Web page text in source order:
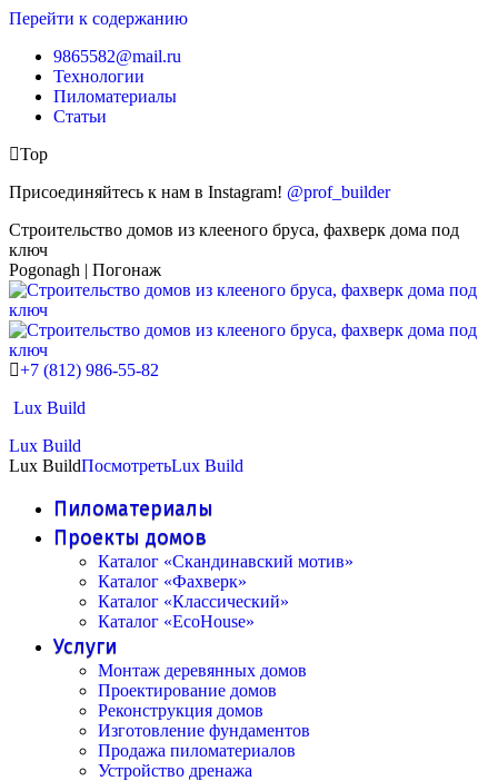
Перейти к содержанию
9865582@mail.ru
Технологии
Пиломатериалы
Статьи
Top
Присоединяйтесь к нам в Instagram! @prof_builder
Строительство домов из клееного бруса, фахверк дома под
ключ
Pogonagh | Погонаж
+7 (812) 986-55-82
Lux Build
Lux Build
Lux BuildПосмотретьLux Build
Пиломатериалы
Проекты домов
Каталог «Скандинавский мотив»
Каталог «Фахверк»
Каталог «Классический»
Каталог «EcoHouse»
Услуги
Монтаж деревянных домов
Проектирование домов
Реконструкция домов
Изготовление фундаментов
Продажа пиломатериалов
Устройство дренажа